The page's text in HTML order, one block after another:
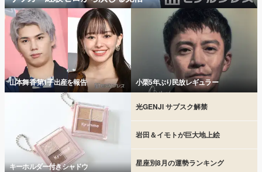
山本舞香 第1子出産を報告 小栗5年ぶり民放レギュラー
キーホルダー付きシャドウ
光GENJI サブスク解禁
岩田＆イモトが巨大地上絵
星座別8月の運勢ランキング